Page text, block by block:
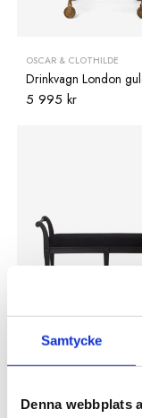
Samtycke
Denna webbplats
OSCAR & CLOTHILDE
Drinkvagn London
5 995 kr
Bänk taburett 120 cm
7 995 kr